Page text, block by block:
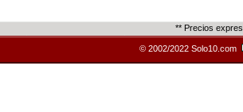
** Precios
© 2002/2022 Solo10.com